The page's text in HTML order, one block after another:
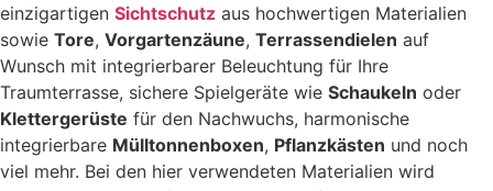
einzigartigen Sichtschutz aus hochwertigen Materialien
sowie Tore, Vorgartenzäune, Terrassendielen auf
Wunsch mit integrierbarer Beleuchtung für Ihre
Traumterrasse, sichere Spielgeräte wie Schaukeln oder
Klettergerüste für den Nachwuchs, harmonische
integrierbare Mülltonnenboxen, Pflanzkästen und noch
viel mehr. Bei den hier verwendeten Materialien wird